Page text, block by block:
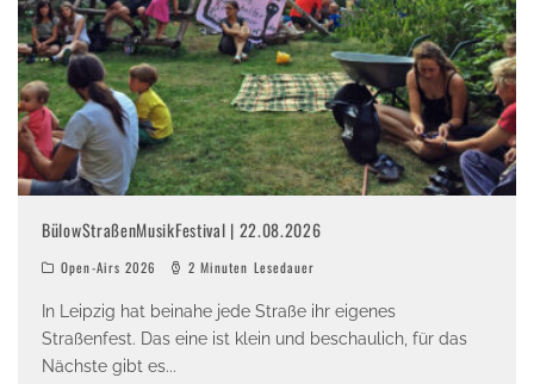
BülowStraßenMusikFestival | 22.08.2026
Open-Airs 2026 2 Minuten Lesedauer
In Leipzig hat beinahe jede Straße ihr eigenes
Straßenfest. Das eine ist klein und beschaulich, für das
Nächste gibt es...